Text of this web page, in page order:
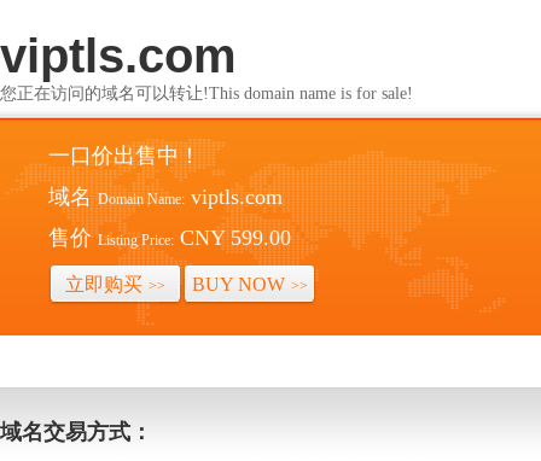
viptls.com
您正在访问的域名可以转让!This domain name is for sale!
一口价出售中！
域名 Domain Name: viptls.com
售价 Listing Price: CNY 599.00
立即购买 >> BUY NOW >>
域名交易方式：